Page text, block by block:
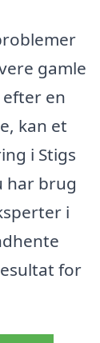
gamle
en
kan et
i Stigs
har brug
i
for